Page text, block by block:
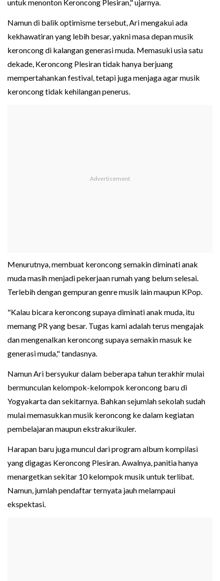
untuk menonton Keroncong Plesiran," ujarnya.
Namun di balik optimisme tersebut, Ari mengakui ada
kekhawatiran yang lebih besar, yakni masa depan musik
keroncong di kalangan generasi muda. Memasuki usia satu
dekade, Keroncong Plesiran tidak hanya berjuang
mempertahankan festival, tetapi juga menjaga agar musik
keroncong tidak kehilangan penerus.
Menurutnya, membuat keroncong semakin diminati anak
muda masih menjadi pekerjaan rumah yang belum selesai.
Terlebih dengan gempuran genre musik lain maupun KPop.
"Kalau bicara keroncong supaya diminati anak muda, itu
memang PR yang besar. Tugas kami adalah terus mengajak
dan mengenalkan keroncong supaya semakin masuk ke
generasi muda," tandasnya.
Namun Ari bersyukur dalam beberapa tahun terakhir mulai
bermunculan kelompok-kelompok keroncong baru di
Yogyakarta dan sekitarnya. Bahkan sejumlah sekolah sudah
mulai memasukkan musik keroncong ke dalam kegiatan
pembelajaran maupun ekstrakurikuler.
Harapan baru juga muncul dari program album kompilasi
yang digagas Keroncong Plesiran. Awalnya, panitia hanya
menargetkan sekitar 10 kelompok musik untuk terlibat.
Namun, jumlah pendaftar ternyata jauh melampaui
ekspektasi.